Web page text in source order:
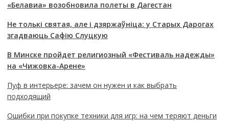
«Белавиа» возобновила полеты в Дагестан
Не толькі святая, але і дзяржаўніца: у Старых Дарогах
згадваюць Сафію Слуцкую
В Минске пройдет религиозный «Фестиваль надежды»
на «Чижовка-Арене»
Пуф в интерьере: зачем он нужен и как выбрать
подходящий
Ошибки при покупке техники для игр: на чем теряют деньги